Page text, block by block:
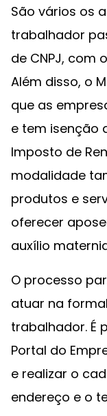
São vários os
trabalhador
de CNPJ, com
Além disso, o
que as
e tem isenção
Imposto de
modalidade
produtos e
oferecer
auxílio
O processo
atuar na
trabalhador. É
Portal do
e realizar o
endereço e o